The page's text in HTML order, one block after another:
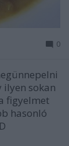
0
ilyen sokan
figyelmet
hasonló